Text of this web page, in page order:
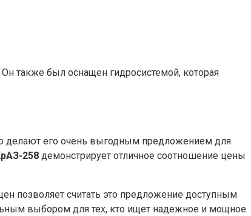
также был оснащен гидросистемой, которая
делают его очень выгодным предложением для
258 демонстрирует отличное соотношение цены
позволяет считать это предложение доступным
выбором для тех, кто ищет надежное и мощное